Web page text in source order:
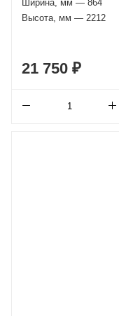
Ширина, мм — 864
Высота, мм — 2212
21 750 ₽